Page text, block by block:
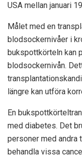
USA mellan januari
Målet med en
blodsockernivåer i
bukspottkörteln kan
blodsockernivån.
längre kan utföra
En
med diabetes. Det
personer med andra
behandla vissa